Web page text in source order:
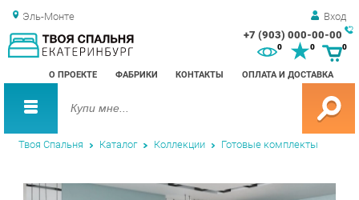
Эль-Монте Вход
+7 (903) 000-00-00
О ПРОЕКТЕ ФАБРИКИ КОНТАКТЫ ОПЛАТА И ДОСТАВКА
0 0
Твоя Спальня Каталог Коллекции Готовые комплекты